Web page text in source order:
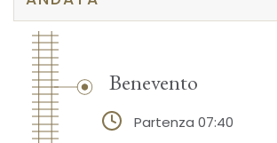
Benevento
Partenza 07:40